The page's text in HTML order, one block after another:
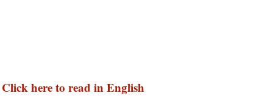
Click here to read in English